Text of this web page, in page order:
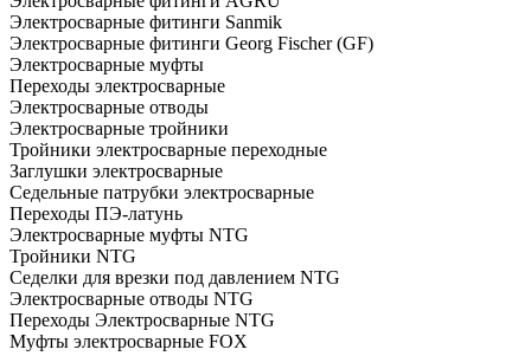
Электросварные фитинги Sanmik
Электросварные фитинги Georg Fischer (GF)
Электросварные муфты
Переходы электросварные
Электросварные отводы
Электросварные тройники
Тройники электросварные переходные
Заглушки электросварные
Седельные патрубки электросварные
Переходы ПЭ-латунь
Электросварные муфты NTG
Тройники NTG
Седелки для врезки под давлением NTG
Электросварные отводы NTG
Переходы Электросварные NTG
Муфты электросварные FOX